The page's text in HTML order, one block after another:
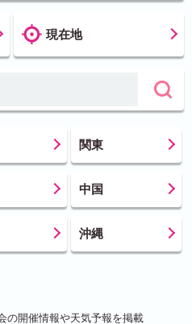
現在地
関東
中国
沖縄
の開催情報や天気予報を掲載